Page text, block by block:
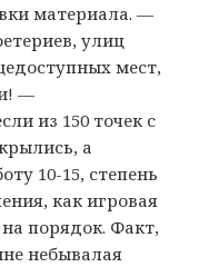
материала. —
улиц
мест,
—
из 150 точек с
а
10-15, степень
как игровая
порядок. Факт,
небывалая